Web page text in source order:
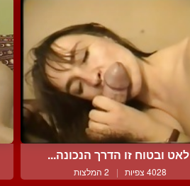
לאט ובטוח זו הדרך הנכונה...
4028 צפיות | 2 המלצות